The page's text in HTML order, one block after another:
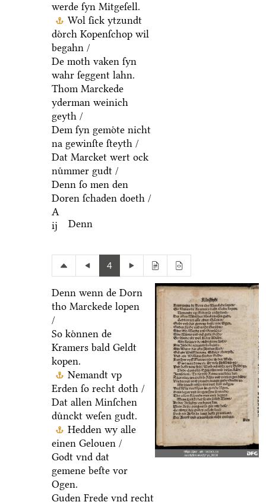
werde ſyn Mitgeſell.
Wol ſick ytzundt
doͤrch Kopenſchop wil
begahn /
De moth vaken ſyn
wahr ſeggent lahn.
Thom Marckede
yderman weinich
geyth /
Dem ſyn gemoͤte nicht
na gewinſte ſteyth /
Dat Marcket wert ock
nuͤmmer gudt /
Denn ſo men den
Doren ſchaden doeth /
A
ij
Denn
4
Denn wenn de Dorn
tho Marckede lopen
/
So koͤnnen de
Kramers bald Geldt
kopen.
Nemandt vp
Erden ſo recht doth /
Dat allen Minſchen
duͤnckt weſen gudt.
Hedden wy alle
einen Gelouen /
Godt vnd dat
gemene beſte vor
Ogen.
Guden Frede vnd recht